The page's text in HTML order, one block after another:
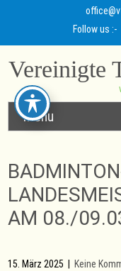
Follow us :-
Vereinigte
Menu
AM 08./
15. März 2025 Keine